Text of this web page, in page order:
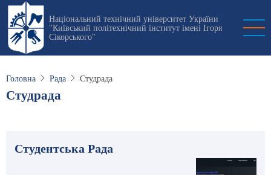
Перейти
основного
вмісту
Національний технічний університет України
"Київський політехнічний інститут імені Ігоря
Сікорського"
Головна Рада Студрада
Студрада
Студентська Рада